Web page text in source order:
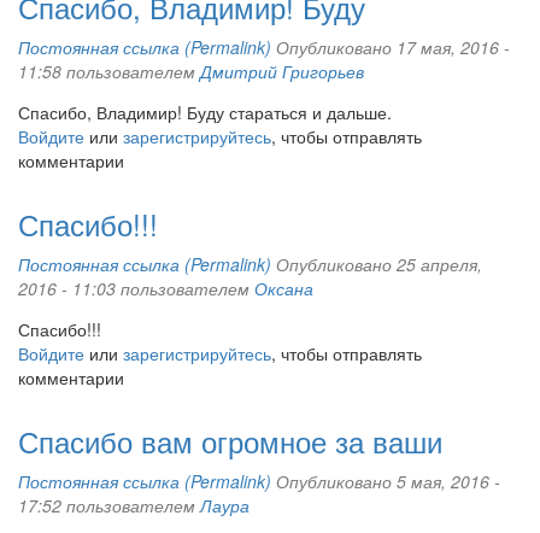
Постоянная ссылка (Permalink) Опубликовано 17 мая, 2016 -
11:58 пользователемДмитрий Григорьев
Спасибо, Владимир! Буду стараться и дальше.
Войдите или зарегистрируйтесь, чтобы отправлять
комментарии
Спасибо!!!
Постоянная ссылка (Permalink) Опубликовано 25 апреля,
2016 - 11:03 пользователем Оксана
Спасибо!!!
Войдите или зарегистрируйтесь, чтобы отправлять
комментарии
Спасибо вам огромное за ваши
Постоянная ссылка (Permalink) Опубликовано 5 мая, 2016 -
17:52 пользователемЛаура